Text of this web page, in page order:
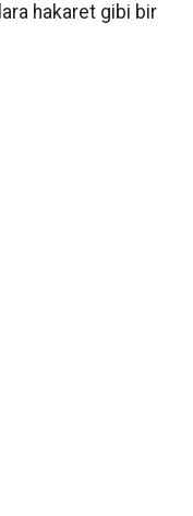
hakaret gibi bir